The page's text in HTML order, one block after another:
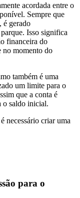
acordada entre o
Sempre que
é gerado
Isso significa
financeira do
no momento do
também é uma
um limite para o
que a conta é
o saldo inicial.
necessário criar uma
para o